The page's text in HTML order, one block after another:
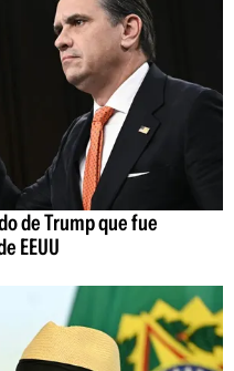
de Trump que fue
EEUU